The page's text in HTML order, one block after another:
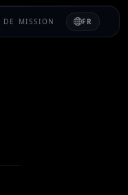
DE MISSION FR